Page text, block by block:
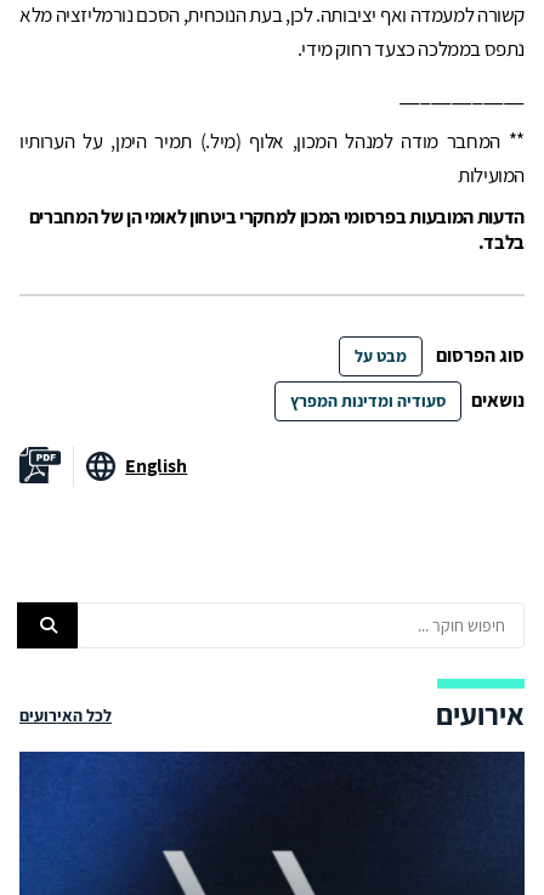
קשורה למעמדה ואף יציבותה. לכן, בעת הנוכחית, הסכם נורמליזציה מלא
נתפס בממלכה כצעד רחוק מידי.
** המחבר מודה למנהל המכון, אלוף (מיל.) תמיר הימן, על הערותיו
המועילות
הדעות המובעות בפרסומי המכון למחקרי ביטחון לאומי הן של המחברים
בלבד.
סוג הפרסום מבט על
נושאים סעודיה ומדינות המפרץ
English
אירועים לכל האירועים